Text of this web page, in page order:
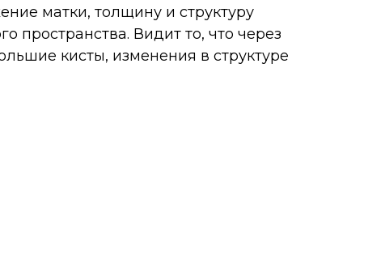
матки, толщину и структуру
пространства. Видит то, что через
кисты, изменения в структуре